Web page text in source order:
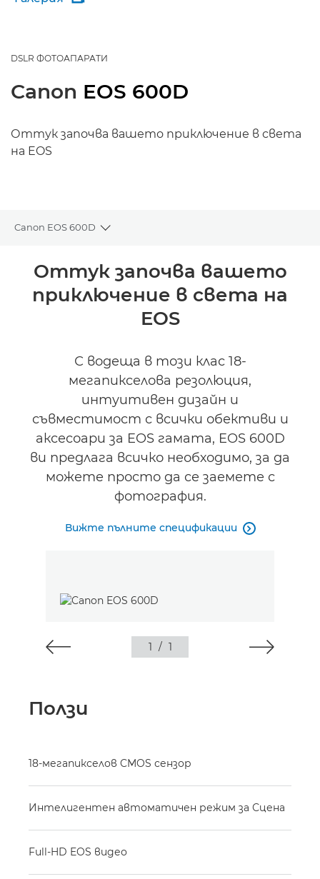
DSLR ФОТОАПАРАТИ
Canon EOS 600D
Оттук започва вашето приключение в света
на EOS
Canon EOS 600D
Toggle breadcrumbs
Преглед
Спецификации
Оттук започва вашето
приключение в света на
EOS
С водеща в този клас 18-
мегапикселова резолюция,
интуитивен дизайн и
съвместимост с всички обективи и
аксесоари за EOS гамата, EOS 600D
ви предлага всичко необходимо, за да
можете просто да се заемете с
фотография.
Вижте пълните спецификации 
1 / 1
Ползи
18-мегапикселов CMOS сензор
Интелигентен автоматичен режим за Сцена
Full-HD EOS видео